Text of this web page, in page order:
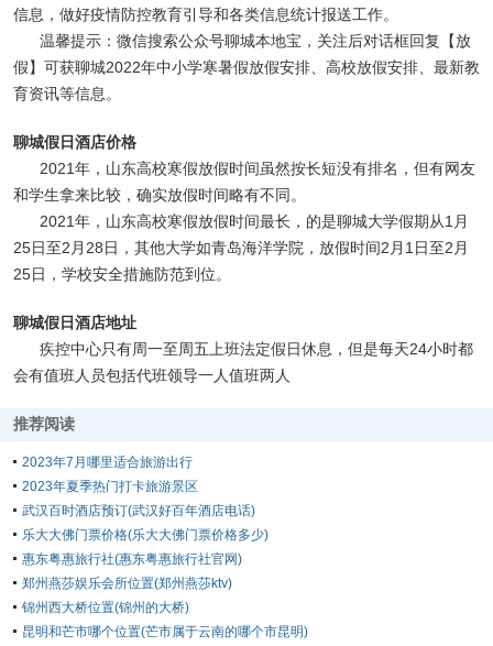
信息，做好疫情防控教育引导和各类信息统计报送工作。
温馨提示：微信搜索公众号聊城本地宝，关注后对话框回复【放
假】可获聊城2022年中小学寒暑假放假安排、高校放假安排、最新教
育资讯等信息。
聊城假日酒店价格
2021年，山东高校寒假放假时间虽然按长短没有排名，但有网友
和学生拿来比较，确实放假时间略有不同。
2021年，山东高校寒假放假时间最长，的是聊城大学假期从1月
25日至2月28日，其他大学如青岛海洋学院，放假时间2月1日至2月
25日，学校安全措施防范到位。
聊城假日酒店地址
疾控中心只有周一至周五上班法定假日休息，但是每天24小时都
会有值班人员包括代班领导一人值班两人
推荐阅读
2023年7月哪里适合旅游出行
2023年夏季热门打卡旅游景区
武汉百时酒店预订(武汉好百年酒店电话)
乐大大佛门票价格(乐大大佛门票价格多少)
惠东粤惠旅行社(惠东粤惠旅行社官网)
郑州燕莎娱乐会所位置(郑州燕莎ktv)
锦州西大桥位置(锦州的大桥)
昆明和芒市哪个位置(芒市属于云南的哪个市昆明)